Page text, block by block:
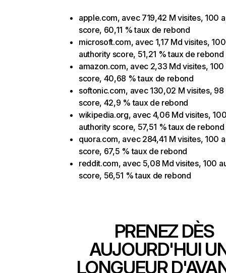
apple.com, avec 719,42 M visites, 100
score, 60,11 % taux de rebond
microsoft.com, avec 1,17 Md visites, 100
authority score, 51,21 % taux de rebond
amazon.com, avec 2,33 Md visites,
score, 40,68 % taux de rebond
softonic.com, avec 130,02 M visites, 98
score, 42,9 % taux de rebond
wikipedia.org, avec 4,06 Md visites,
authority score, 57,51 % taux de rebond
quora.com, avec 284,41 M visites, 100
score, 67,5 % taux de rebond
reddit.com, avec 5,08 Md visites, 100
score, 56,51 % taux de rebond
PRENEZ DÈS
AUJOURD'HUI
LONGUEUR